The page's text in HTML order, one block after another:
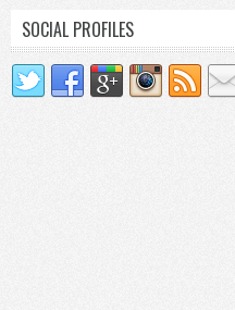
SOCIAL PROFILES